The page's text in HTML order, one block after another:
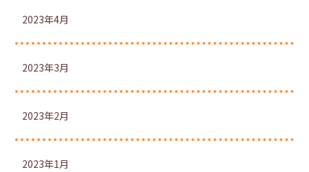
2023年4月
2023年3月
2023年2月
2023年1月